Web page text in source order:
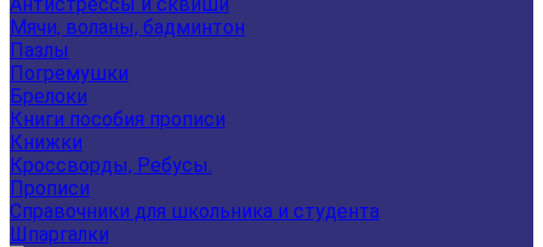
Мячи, воланы, бадминтон
Пазлы
Погремушки
Брелоки
Книги пособия прописи
Книжки
Кроссворды, Ребусы.
Прописи
Справочники для школьника и студента
Шпаргалки